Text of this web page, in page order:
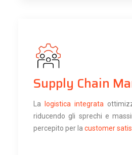
Supply Chain
La logistica integrata
riducendo gli sprechi e
percepito per la customer